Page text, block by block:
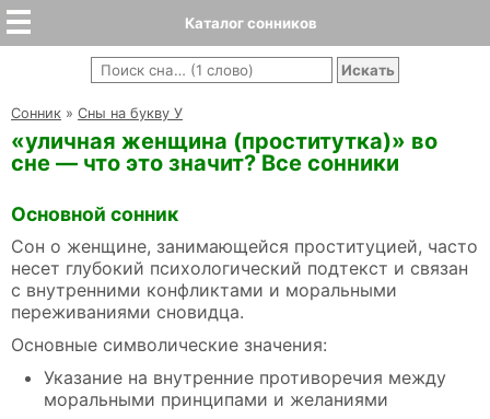
Каталог сонников
Cонник » Сны на букву У
«уличная женщина (проститутка)» во
сне — что это значит? Все сонники
Основной сонник
Сон о женщине, занимающейся проституцией, часто
несет глубокий психологический подтекст и связан
с внутренними конфликтами и моральными
переживаниями сновидца.
Основные символические значения:
Указание на внутренние противоречия между
моральными принципами и желаниями